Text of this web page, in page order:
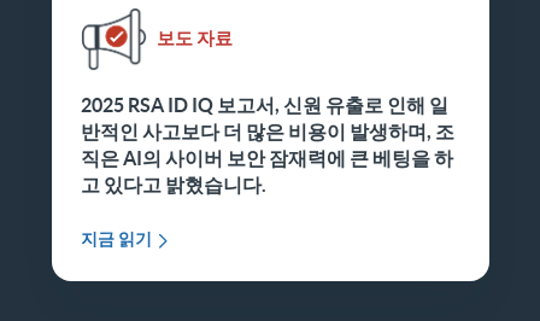
보도 자료
2025 RSA ID IQ 보고서, 신원 유출로 인해 일
반적인 사고보다 더 많은 비용이 발생하며, 조
직은 AI의 사이버 보안 잠재력에 큰 베팅을 하
고 있다고 밝혔습니다.
지금 읽기